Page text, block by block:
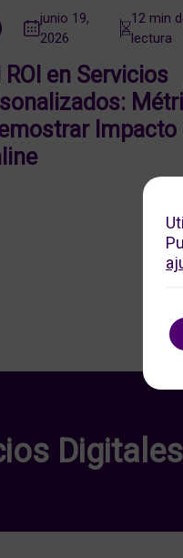
junio 19,
2026
12 min
lectura
en Servicios
Impacto